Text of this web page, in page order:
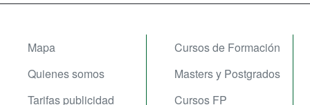
Mapa
Quienes somos
Tarifas publicidad
Cursos de Formación
Masters y Postgrados
Cursos FP